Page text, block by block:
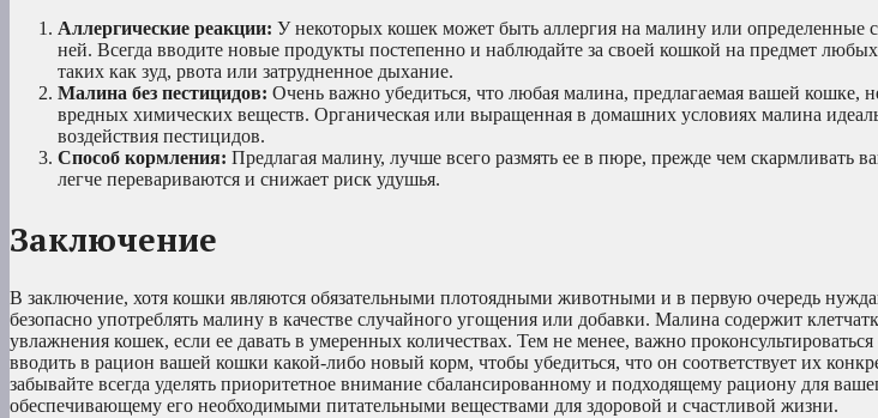
Аллергические реакции: У некоторых кошек может быть аллергия на малину или определенные
ней. Всегда вводите новые продукты постепенно и наблюдайте за своей кошкой на предмет
таких как зуд, рвота или затрудненное дыхание.
Малина без пестицидов: Очень важно убедиться, что любая малина, предлагаемая вашей кошке,
вредных химических веществ. Органическая или выращенная в домашних условиях малина
воздействия пестицидов.
Способ кормления: Предлагая малину, лучше всего размять ее в пюре, прежде чем скармливать
легче перевариваются и снижает риск удушья.
Заключение
В заключение, хотя кошки являются обязательными плотоядными животными и в первую очередь
безопасно употреблять малину в качестве случайного угощения или добавки. Малина содержит
увлажнения кошек, если ее давать в умеренных количествах. Тем не менее, важно
вводить в рацион вашей кошки какой-либо новый корм, чтобы убедиться, что он соответствует их
забывайте всегда уделять приоритетное внимание сбалансированному и подходящему рациону для
обеспечивающему его необходимыми питательными веществами для здоровой и счастливой жизни.